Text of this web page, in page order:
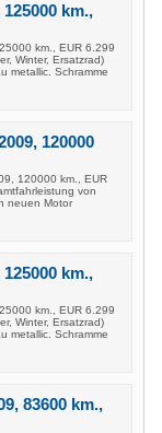
km.,
km., EUR 6.299
Winter, Ersatzrad)
metallic. Schramme
120000
120000 km., EUR
von
neuen Motor
km.,
km., EUR 6.299
Winter, Ersatzrad)
metallic. Schramme
83600 km.,